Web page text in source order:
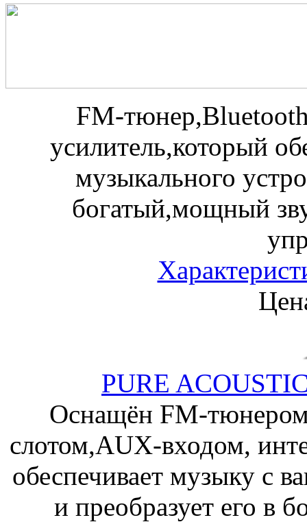
FM-
усилитель,который
музыкального
богатый,мощный
PURE
Оснащён FM-
слотом,AUX-входом,
обеспечивает музыку с
и преобразует его в